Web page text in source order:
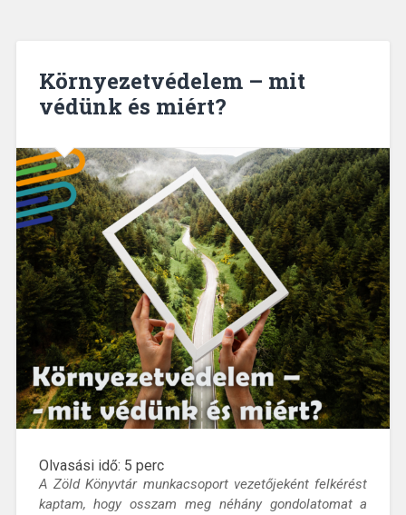
Környezetvédelem – mit
védünk és miért?
Olvasási idő: 5 perc
A Zöld Könyvtár munkacsoport vezetőjeként felkérést
kaptam, hogy osszam meg néhány gondolatomat a